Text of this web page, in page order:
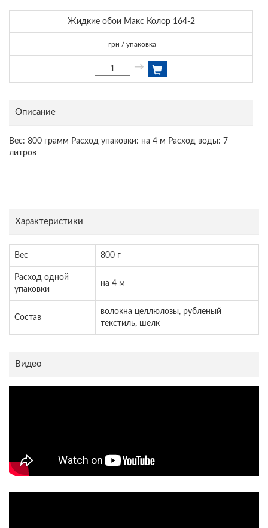
Жидкие обои Макс Колор 164-2
грн / упаковка
→
Описание
Вес: 800 грамм Расход упаковки: на 4 м Расход воды: 7
литров
Характеристики
Вес 800 г
Расход одной
упаковки
на 4 м
Состав
волокна целлюлозы, рубленый
текстиль, шелк
Видео